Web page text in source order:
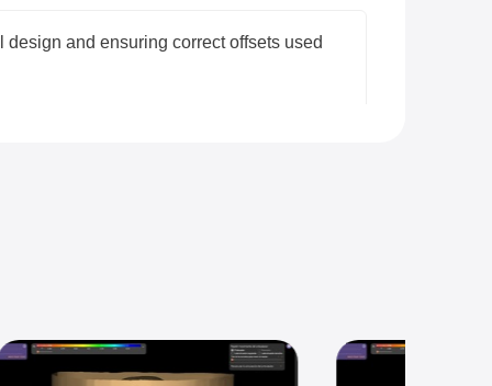
and ensuring correct offsets used